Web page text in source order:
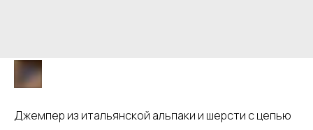
Джемпер из итальянской альпаки и шерсти с цепью